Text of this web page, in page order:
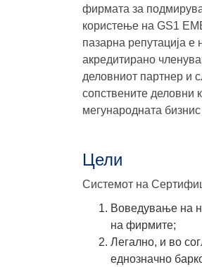
фирмата за
користење на GS1
пазарна репутација
акредитирано
деловниот партнер и
сопствените деловни
мегународната
Цели
Системот на
Воведување на
на фирмите;
Легално, и во
еднозначно